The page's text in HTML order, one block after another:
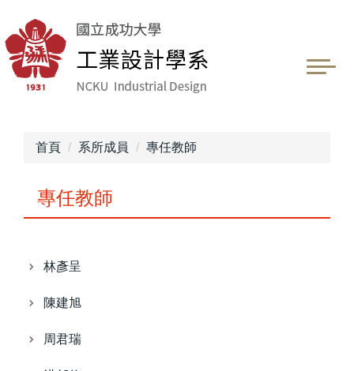
到
主
要
首頁
系所成員 專任教師
專任教師
林彥呈
陳建旭
周君瑞